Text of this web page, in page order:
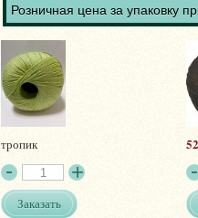
Розничная цена за упаковку
тропик
Заказать